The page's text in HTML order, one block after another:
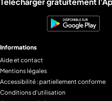
Informations
Aide et contact
Mentions légales
Accessibilité : partiellement conforme
Conditions d'utilisation